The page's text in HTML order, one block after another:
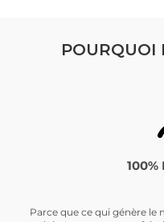
POURQUOI
Parce que ce qui génère le